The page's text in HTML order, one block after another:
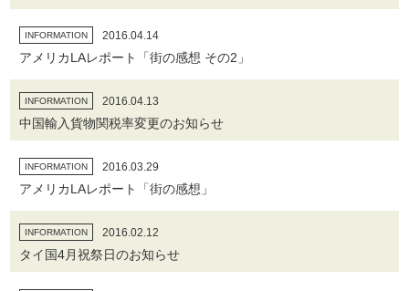
INFORMATION 2016.04.14
アメリカLAレポート「街の感想 その2」
INFORMATION 2016.04.13
中国輸入貨物関税率変更のお知らせ
INFORMATION 2016.03.29
アメリカLAレポート「街の感想」
INFORMATION 2016.02.12
タイ国4月祝祭日のお知らせ